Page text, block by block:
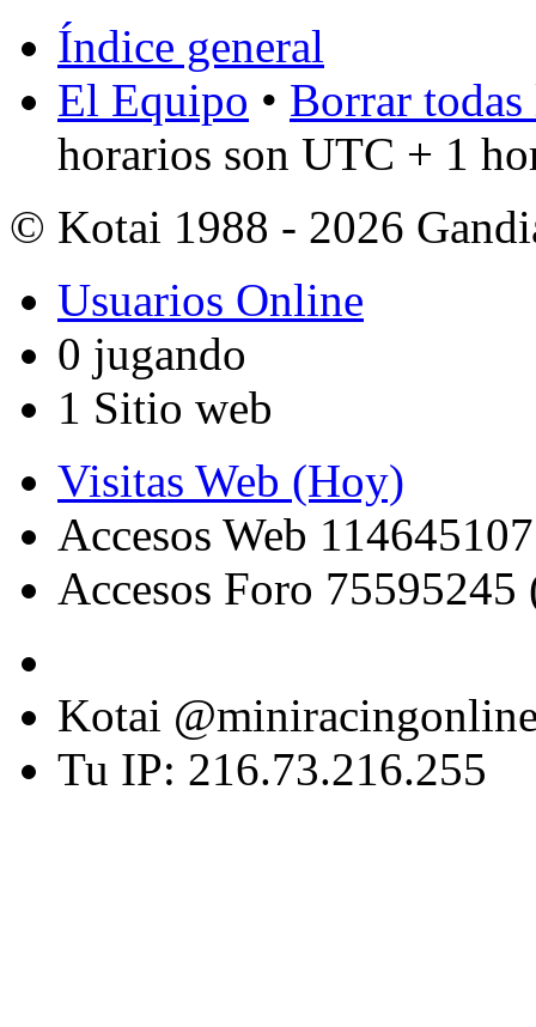
Índice general
El Equipo • Borrar
horarios son UTC + 1
© Kotai 1988 - 2026
Usuarios Online
0 jugando
1 Sitio web
Visitas Web (Hoy)
Accesos Web
Accesos Foro 75595245
Kotai
Tu IP: 216.73.216.255